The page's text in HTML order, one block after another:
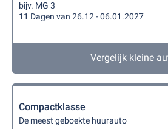
bijv. MG 3
11 Dagen van 26.12 - 06.01.2027
Vergelijk kleine
Compactklasse
De meest geboekte huurauto